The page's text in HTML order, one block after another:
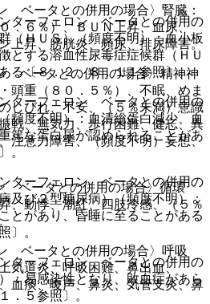
ベータとの併用の場合〉腎臓：
．６％）、ＢＵＮ上昇、血尿、
上昇、膀胱炎、頻尿、排尿障害。
ベータとの併用の場合〉精神神
頭重（８０．５％）、不眠、めま
しびれ、不安、（５％未満）意識
戦、無気力、歩行困難、健忘、異
注意力障害、（頻度不明）妄想、
ベータとの併用の場合〉循環
、動悸、潮紅、四肢冷感、（５％
ベータとの併用の場合〉呼吸
気道炎、呼吸困難、鼻出血、
血痰、嗄声、鼻炎、気管支炎、鼻
ターフェロン ベータとの併用の
（ＨＵＳ）（頻度不明）：血小板
とする溶血性尿毒症症候群（ＨＵ
る〔８．２、８．１１参照〕。
ターフェロン ベータとの併用の
頻度不明）：血清総蛋白減少、血
篤な蛋白尿が認められることがあ
。
ターフェロン ベータとの併用の
及び２型糖尿病）（頻度不明）：
とがあり、昏睡に至ることがある
〕。
ターフェロン ベータとの併用の
：易感染性となり、敗血症があら
．５参照〕。